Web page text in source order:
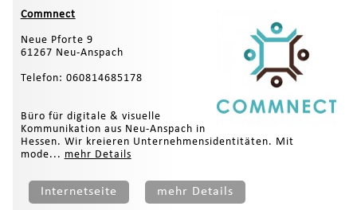
Commnect
Neue Pforte 9
61267 Neu-Anspach
Telefon: 060814685178
Büro für digitale & visuelle
Kommunikation aus Neu-Anspach in
Hessen. Wir kreieren Unternehmensidentitäten. Mit
mode... mehr Details
Internetseite mehr Details